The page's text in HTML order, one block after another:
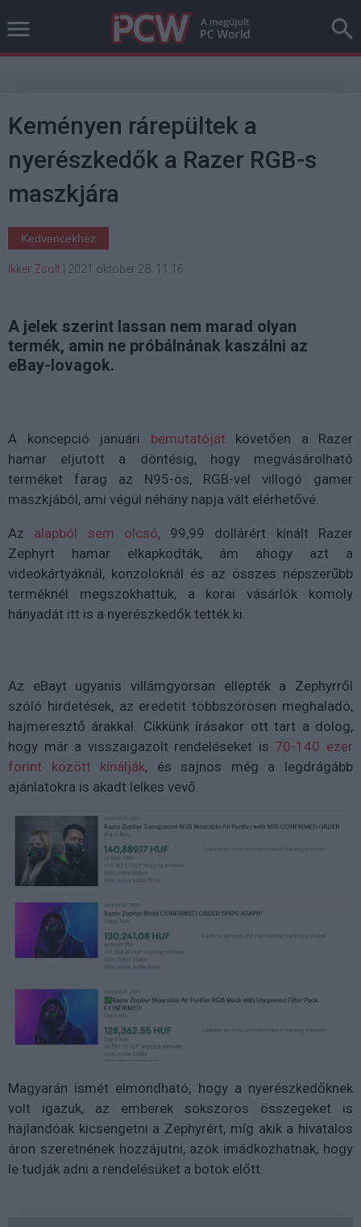
Keményen rárepültek a
nyerészkedők a Razer RGB-s
maszkjára
Kedvencekhez
Ikker Zsolt 2021 október 28. 11:16
A jelek szerint lassan nem marad olyan
termék, amin ne próbálnának kaszálni az
eBay-lovagok.
A koncepció januári bemutatóját követően a Razer
hamar eljutott a döntésig, hogy megvásárolható
terméket farag az N95-ös, RGB-vel villogó gamer
maszkjából, ami végül néhány napja vált elérhetővé.
Az alapból sem olcsó, 99,99 dollárért kínált Razer
Zephyrt hamar elkapkodták, ám ahogy azt a
videokártyáknál, konzoloknál és az összes népszerűbb
terméknél megszokhattuk, a korai vásárlók komoly
hányadát itt is a nyerészkedők tették ki.
Az eBayt ugyanis villámgyorsan ellepték a Zephyrről
szóló hirdetések, az eredetit többszörösen meghaladó,
hajmeresztő árakkal. Cikkünk írásakor ott tart a dolog,
hogy már a visszaigazolt rendeléseket is 70-140 ezer
forint között kínálják, és sajnos még a legdrágább
ajánlatokra is akadt lelkes vevő.
Magyarán ismét elmondható, hogy a nyerészkedőknek
volt igazuk, az emberek sokszoros összegeket is
hajlandóak kicsengetni a Zephyrért, míg akik a hivatalos
áron szeretnének hozzájutni, azok imádkozhatnak, hogy
le tudják adni a rendelésüket a botok előtt.